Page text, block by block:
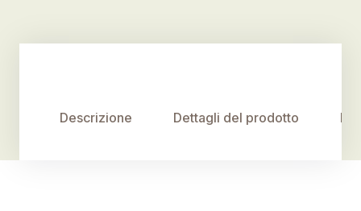
Descrizione Dettagli del prodotto